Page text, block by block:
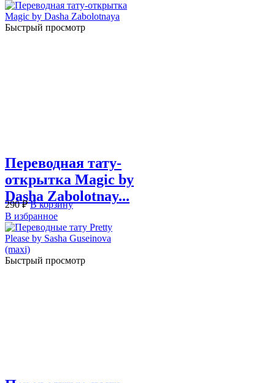
Быстрый просмотр
Переводная тату-
открытка Magic by
Dasha Zabolotnay...
290₽ В корзину
В избранное
Быстрый просмотр